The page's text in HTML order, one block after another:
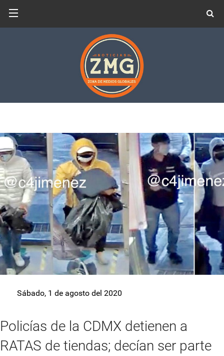
Sábado, 1 de agosto del 2020
Policías de la CDMX detienen a
RATAS de tiendas; decían ser parte